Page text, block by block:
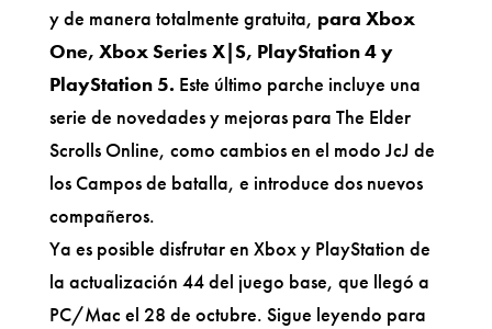
y de manera totalmente gratuita, para Xbox
One, Xbox Series X|S, PlayStation 4 y
PlayStation 5. Este último parche incluye una
serie de novedades y mejoras para The Elder
Scrolls Online, como cambios en el modo JcJ de
los Campos de batalla, e introduce dos nuevos
compañeros.
Ya es posible disfrutar en Xbox y PlayStation de
la actualización 44 del juego base, que llegó a
PC/Mac el 28 de octubre. Sigue leyendo para